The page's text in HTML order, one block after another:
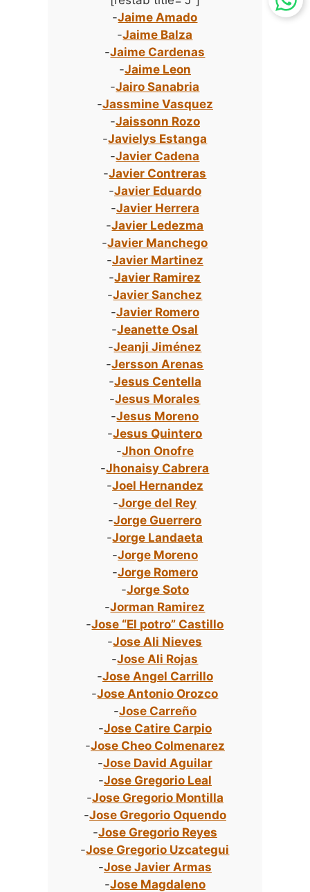
-Jaime Amado
-Jaime Balza
-Jaime Cardenas
-Jaime Leon
-Jairo Sanabria
-Jassmine Vasquez
-Jaissonn Rozo
-Javielys Estanga
-Javier Cadena
-Javier Contreras
-Javier Eduardo
-Javier Herrera
-Javier Ledezma
-Javier Manchego
-Javier Martinez
-Javier Ramirez
-Javier Sanchez
-Javier Romero
-Jeanette Osal
-Jeanji Jiménez
-Jersson Arenas
-Jesus Centella
-Jesus Morales
-Jesus Moreno
-Jesus Quintero
-Jhon Onofre
-Jhonaisy Cabrera
-Joel Hernandez
-Jorge del Rey
-Jorge Guerrero
-Jorge Landaeta
-Jorge Moreno
-Jorge Romero
-Jorge Soto
-Jorman Ramirez
-Jose “El potro” Castillo
-Jose Ali Nieves
-Jose Ali Rojas
-Jose Angel Carrillo
-Jose Antonio Orozco
-Jose Carreño
-Jose Catire Carpio
-Jose Cheo Colmenarez
-Jose David Aguilar
-Jose Gregorio Leal
-Jose Gregorio Montilla
-Jose Gregorio Oquendo
-Jose Gregorio Reyes
-Jose Gregorio Uzcategui
-Jose Javier Armas
-Jose Magdaleno